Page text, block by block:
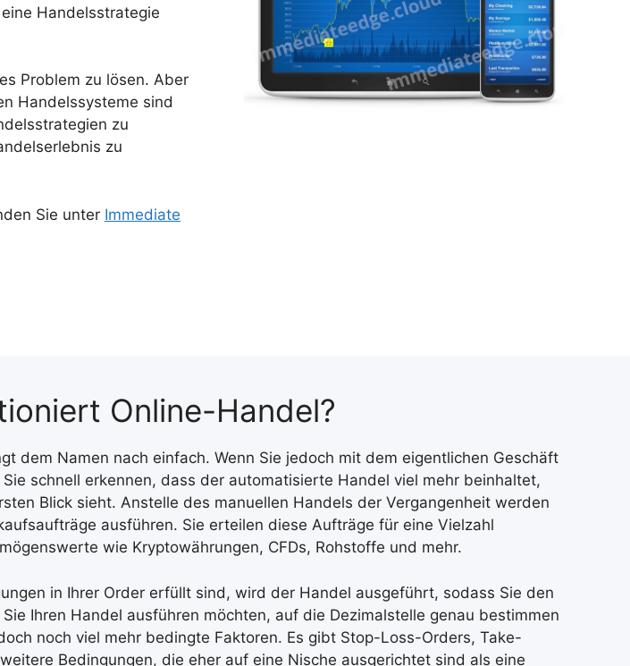
Handelsstrategie
Problem zu lösen. Aber
Handelssysteme sind
zu
zu
Sie unter Immediate
Online-Handel?
dem Namen nach einfach. Wenn Sie jedoch mit dem eigentlichen Geschäft
schnell erkennen, dass der automatisierte Handel viel mehr beinhaltet,
Blick sieht. Anstelle des manuellen Handels der Vergangenheit werden
ausführen. Sie erteilen diese Aufträge für eine Vielzahl
wie Kryptowährungen, CFDs, Rohstoffe und mehr.
in Ihrer Order erfüllt sind, wird der Handel ausgeführt, sodass Sie den
Ihren Handel ausführen möchten, auf die Dezimalstelle genau bestimmen
noch viel mehr bedingte Faktoren. Es gibt Stop-Loss-Orders, Take-
Bedingungen, die eher auf eine Nische ausgerichtet sind als eine